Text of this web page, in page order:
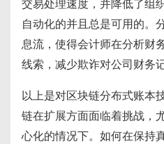
交易处理速度，并降低了组
自动化的并且总是可用的。
息流，使得会计师在分析财
线索，减少欺诈对公司财务
以上是对区块链分布式账本
链在扩展方面面临着挑战，
心化的情况下。如何在保持